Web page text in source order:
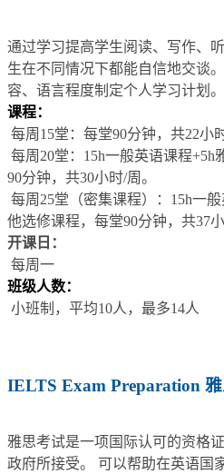
通过学习提高学生阅读、写作、
生在不同情况下都能自信地交谈
容、语言程度制定个人学习计划。
课程：
每周15堂：每堂90分钟，共22小
每周20堂：15h一般英语课程+5h
90分钟，共30小时/周。
每周25堂（密集课程）：15h一
他选修课程，每堂90分钟，共37小
开课日：
每周一
班级人数：
小班制，平均10人，最多14人
IELTS Exam Preparation
雅思考试是一项国际认可的资格
政府所接受。 可以帮助在英语国